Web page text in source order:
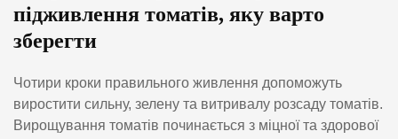
підживлення томатів, яку варто
зберегти
Чотири кроки правильного живлення допоможуть
виростити сильну, зелену та витривалу розсаду томатів.
Вирощування томатів починається з міцної та здорової